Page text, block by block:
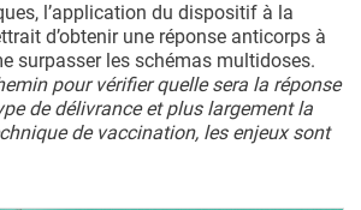
l’application du dispositif à la
d’obtenir une réponse anticorps à
surpasser les schémas multidoses.
pour vérifier quelle sera la réponse
de délivrance et plus largement la
de vaccination, les enjeux sont